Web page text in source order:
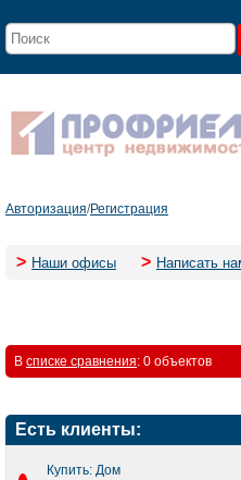
Авторизация/Регистрация
> Наши офисы > Написать
В списке сравнения: 0 объектов
Есть клиенты:
Купить: Дом